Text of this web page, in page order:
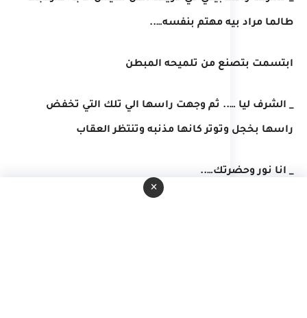
طالما مراد بيه مهتم بنفسه…..
ابتسمت بتصنع من تلميحه المبطن
_ الشرف ليا ….. ثم وجهت راسها الي تلك التي تخفض
راسها بخجل وتوتر كانها مذنبه وتنتظر العقاب
_ انا نور وحضرتك…..
×